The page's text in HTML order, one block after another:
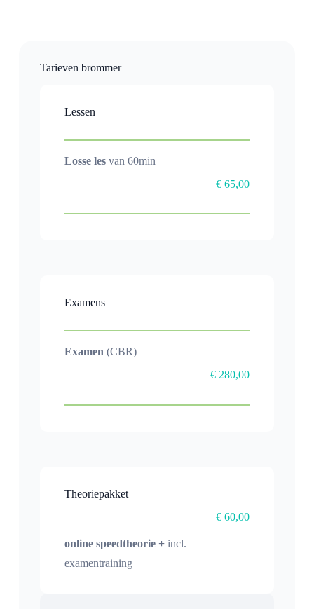
Tarieven brommer
Lessen
Losse lesvan 60min
€ 65,00
Examens
Examen (CBR)
€ 280,00
Theoriepakket
€ 60,00
online speedtheorie + incl.
examentraining